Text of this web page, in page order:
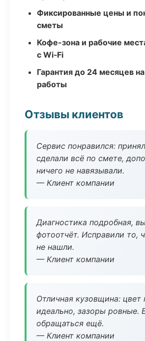
Фиксированные цены и
сметы
Кофе-зона и рабочие
с Wi‑Fi
Гарантия до 24 месяцев
работы
Отзывы клиентов
Сервис понравился:
сделали всё по смете,
ничего не навязывали.
— Клиент компании
Диагностика подробная,
фотоотчёт. Исправили то,
не нашли.
— Клиент компании
Отличная кузовщина: цвет
идеально, зазоры ровные.
обращаться ещё.
— Клиент компании